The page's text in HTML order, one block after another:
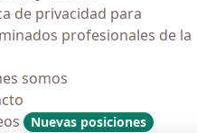
de privacidad para
profesionales de la
somos
Nuevas posiciones